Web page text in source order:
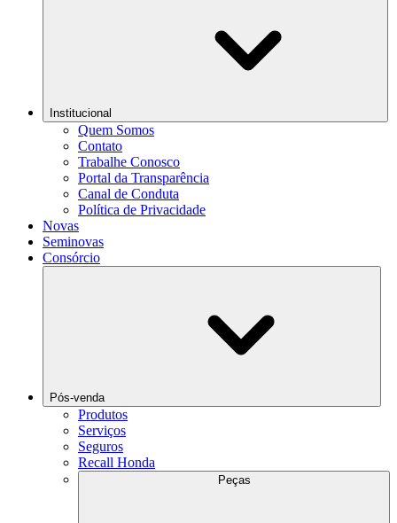
Institucional
Quem Somos
Contato
Trabalhe Conosco
Portal da Transparência
Canal de Conduta
Política de Privacidade
Novas
Seminovas
Consórcio
Pós-venda
Produtos
Serviços
Seguros
Recall Honda